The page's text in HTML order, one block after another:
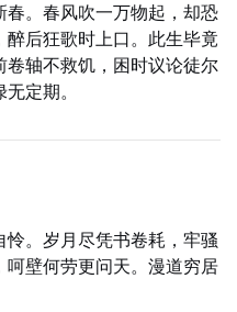
。春风吹一万物起，却恐
后狂歌时上口。此生毕竟
轴不救饥，困时议论徒尔
定期。
。岁月尽凭书卷耗，牢骚
壁何劳更问天。漫道穷居